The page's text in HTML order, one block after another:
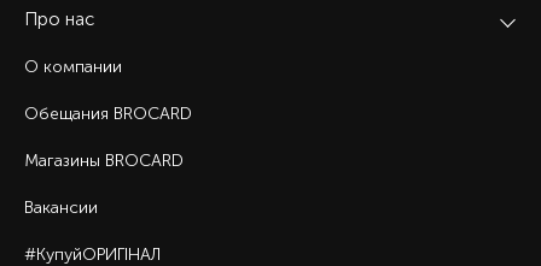
Про нас
О компании
Обещания BROCARD
Магазины BROCARD
Вакансии
#КупуйОРИГІНАЛ